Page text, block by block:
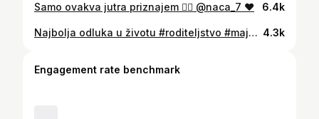
Samo ovakva jutra priznajem ☝🏻 @naca_7 ❤️ 6.4k
Najbolja odluka u životu #roditeljstvo #majcinstvo #porodjaj 4.3k
Engagement rate benchmark